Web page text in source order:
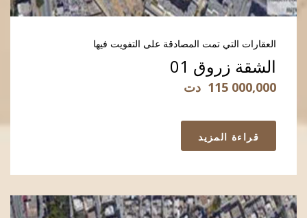
العقارات التي تمت المصادقة على التفويت فيها
الشقة زروق 01
115 000,000 دت
قراءة المزيد